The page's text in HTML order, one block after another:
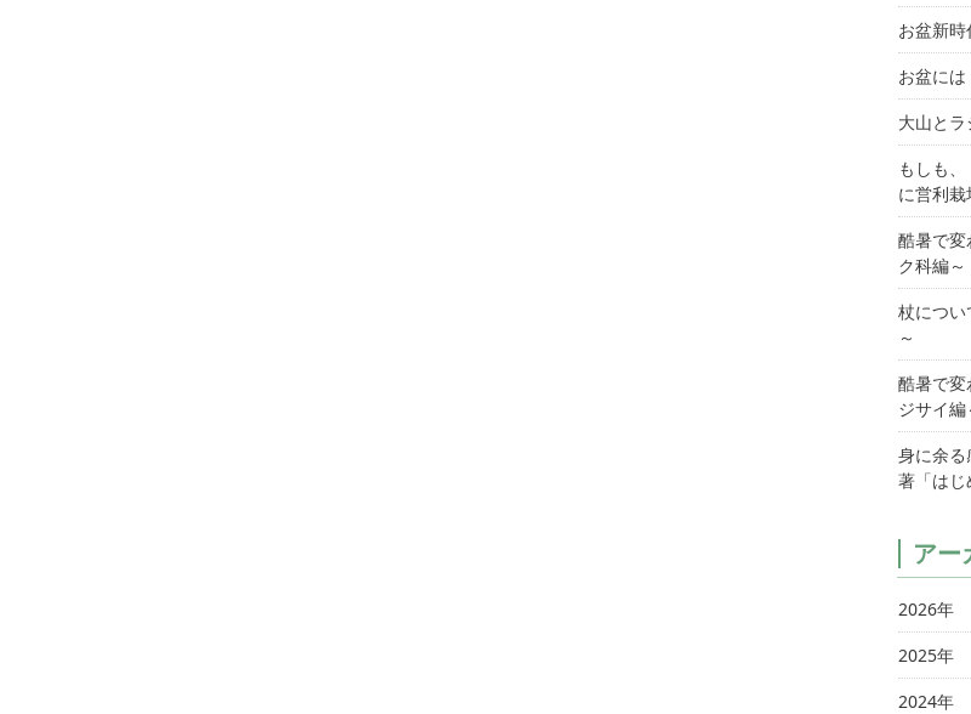
お盆新時
お盆には
大山と
もしも
に営利栽
酷暑で
ク科編～
杖につ
～
酷暑で
ジサイ編
身に余る
著「はじ
アー
2026年
2025年
2024年